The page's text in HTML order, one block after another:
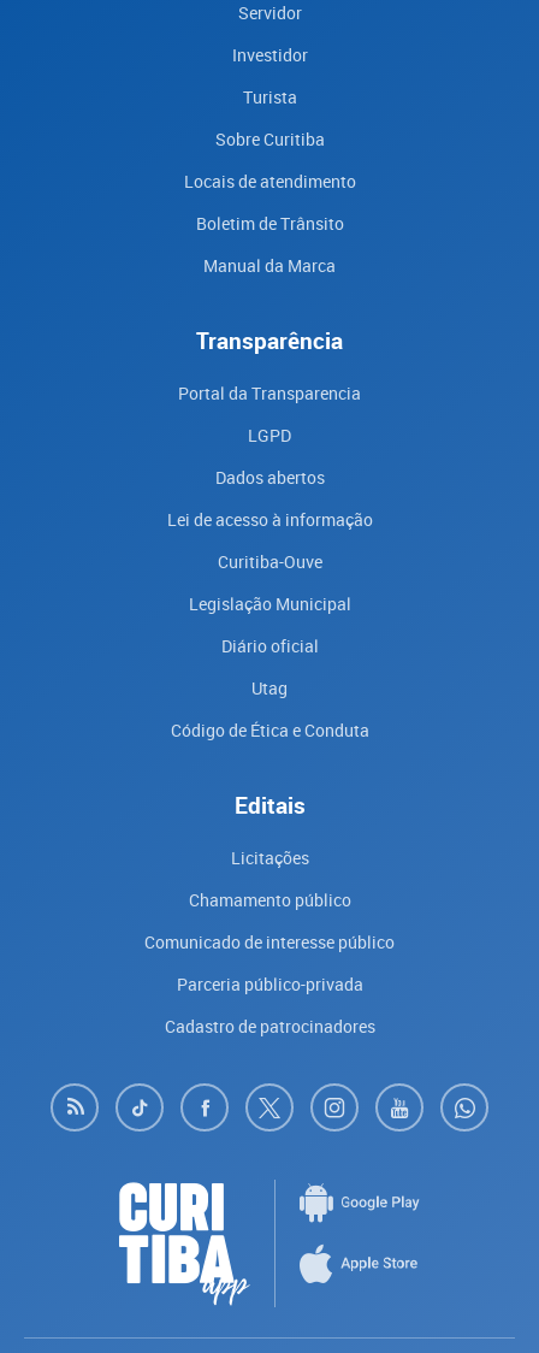
Servidor
Investidor
Turista
Sobre Curitiba
Locais de atendimento
Boletim de Trânsito
Manual da Marca
Transparência
Portal da Transparencia
LGPD
Dados abertos
Lei de acesso à informação
Curitiba-Ouve
Legislação Municipal
Diário oficial
Utag
Código de Ética e Conduta
Editais
Licitações
Chamamento público
Comunicado de interesse público
Parceria público-privada
Cadastro de patrocinadores